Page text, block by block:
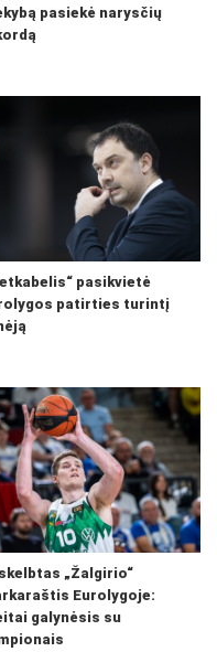
pasiekė narysčių
pasikvietė
patirties turintį
„Žalgirio“
Eurolygoje:
galynėsis su